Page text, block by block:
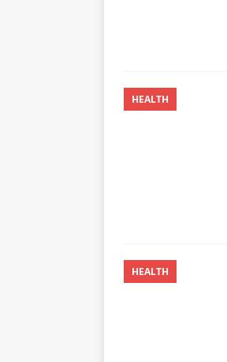
HEALTH
HEALTH